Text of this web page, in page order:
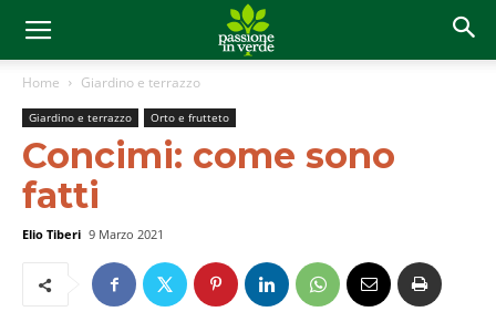
Home Giardino e terrazzo
Giardino e terrazzo Orto e frutteto
Concimi: come sono
fatti
Elio Tiberi 9 Marzo 2021